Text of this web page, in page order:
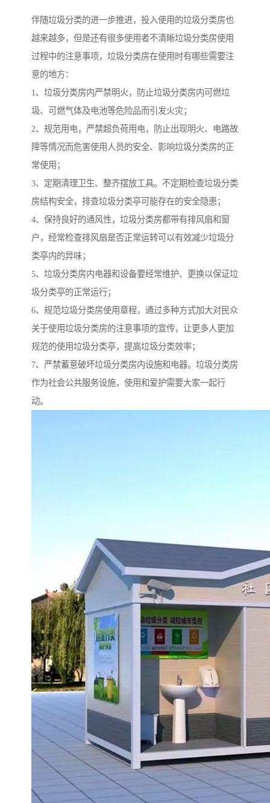
伴随垃圾分类的进一步推进，投入使用的垃圾分类房也
越来越多，但是还有很多使用者不清晰垃圾分类房使用
过程中的注意事项，垃圾分类房在使用时有哪些需要注
意的地方：
1、垃圾分类房内严禁明火，防止垃圾分类房内可燃垃
圾、可燃气体及电池等危险品而引发火灾；
2、规范用电，严禁超负荷用电，防止出现明火、电路故
障等情况而危害使用人员的安全、影响垃圾分类房的正
常使用；
3、定期清理卫生、整齐摆放工具。不定期检查垃圾分类
房结构安全，排查垃圾分类亭可能存在的安全隐患；
4、保持良好的通风性，垃圾分类房都带有排风扇和窗
户，经常检查排风扇是否正常运转可以有效减少垃圾分
类亭内的异味；
5、垃圾分类房内电器和设备要经常维护、更换以保证垃
圾分类亭的正常运行；
6、规范垃圾分类房使用章程，通过多种方式加大对民众
关于使用垃圾分类房的注意事项的宣传，让更多人更加
规范的使用垃圾分类亭，提高垃圾分类效率；
7、严禁蓄意破坏垃圾分类房内设施和电器。垃圾分类房
作为社会公共服务设施，使用和爱护需要大家一起行
动。